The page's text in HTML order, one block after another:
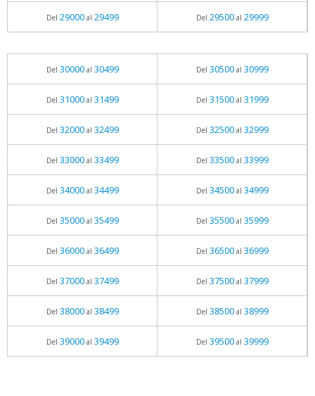
Del 29000al 29499 Del 29500al 29999
Del 30000al 30499 Del 30500al 30999
Del 31000al 31499 Del 31500al 31999
Del 32000al 32499 Del 32500al 32999
Del 33000al 33499 Del 33500al 33999
Del 34000al 34499 Del 34500al 34999
Del 35000al 35499 Del 35500al 35999
Del 36000al 36499 Del 36500al 36999
Del 37000al 37499 Del 37500al 37999
Del 38000al 38499 Del 38500al 38999
Del 39000al 39499 Del 39500al 39999